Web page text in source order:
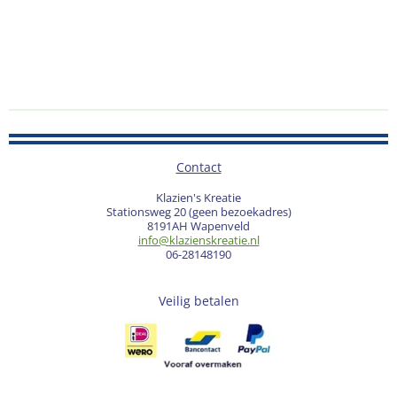
Contact
Klazien's Kreatie
Stationsweg 20 (geen bezoekadres)
8191AH Wapenveld
info@klazienskreatie.nl
06-28148190
Veilig betalen